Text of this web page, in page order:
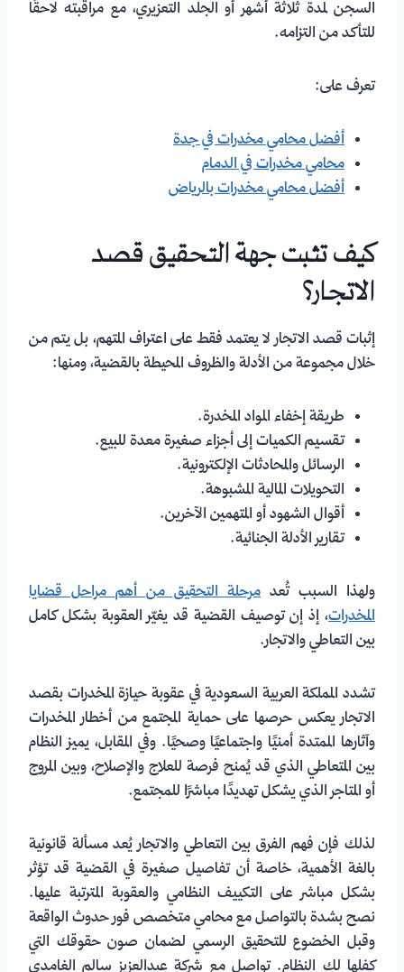
السجن لمدة ثلاثة أشهر أو الجلد التعزيري، مع مراقبته لاحقًا
للتأكد من التزامه.
تعرف على:
أفضل محامي مخدرات في جدة
محامي مخدرات في الدمام
أفضل محامي مخدرات بالرياض
كيف تثبت جهة التحقيق قصد
الاتجار؟
إثبات قصد الاتجار لا يعتمد فقط على اعتراف المتهم، بل يتم من
خلال مجموعة من الأدلة والظروف المحيطة بالقضية، ومنها:
طريقة إخفاء المواد المخدرة.
تقسيم الكميات إلى أجزاء صغيرة معدة للبيع.
الرسائل والمحادثات الإلكترونية.
التحويلات المالية المشبوهة.
أقوال الشهود أو المتهمين الآخرين.
تقارير الأدلة الجنائية.
ولهذا السبب تُعد مرحلة التحقيق من أهم مراحل قضايا
المخدرات، إذ إن توصيف القضية قد يغيّر العقوبة بشكل كامل
بين التعاطي والاتجار.
تشدد المملكة العربية السعودية في عقوبة حيازة المخدرات بقصد
الاتجار يعكس حرصها على حماية المجتمع من أخطار المخدرات
وآثارها الممتدة أمنيًا واجتماعيًا وصحيًا. وفي المقابل، يميز النظام
بين المتعاطي الذي قد يُمنح فرصة للعلاج والإصلاح، وبين المروج
أو المتاجر الذي يشكل تهديدًا مباشرًا للمجتمع.
لذلك فإن فهم الفرق بين التعاطي والاتجار يُعد مسألة قانونية
بالغة الأهمية، خاصة أن تفاصيل صغيرة في القضية قد تؤثر
بشكل مباشر على التكييف النظامي والعقوبة المترتبة عليها.
نصح بشدة بالتواصل مع محامي متخصص فور حدوث الواقعة
وقبل الخضوع للتحقيق الرسمي لضمان صون حقوقك التي
كفلها لك النظام. تواصل مع شركة عبدالعزيز سالم الغامدي